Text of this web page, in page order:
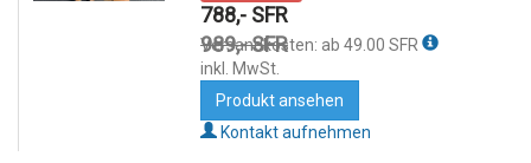
788,- SFR
989,- SFR
Versandkosten: ab 49.00 SFR
inkl. MwSt.
Produkt ansehen
Kontakt aufnehmen